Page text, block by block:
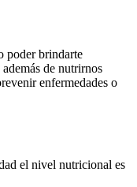
poder brindarte
de nutrirnos
enfermedades o
el nivel nutricional es